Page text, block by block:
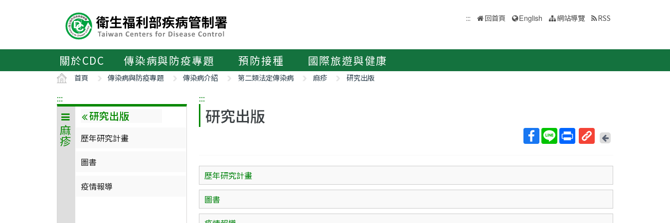
區
::: 回首頁 English 網站導覽 RSS
關於CDC 傳染病與防疫專題 預防接種 國際旅遊與健康
首頁 傳染病與防疫專題 傳染病介紹 第二類法定傳染病 麻疹 研究出版
:::
麻疹
研究出版
歷年研究計畫
圖書
疫情報導
:::
研究出版
網
回
上
頁
歷年研究計畫
圖書